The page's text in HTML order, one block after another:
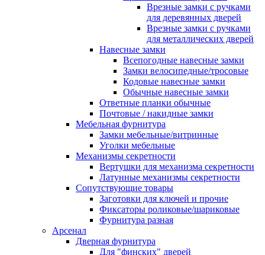
Врезные замки с ручками
для деревянных дверей
Врезные замки с ручками
для металлических дверей
Навесные замки
Всепогодные навесные замки
Замки велосипедные/тросовые
Кодовые навесные замки
Обычные навесные замки
Ответные планки обычные
Почтовые / накидные замки
Мебельная фурнитура
Замки мебельные/витринные
Уголки мебельные
Механизмы секретности
Вертушки для механизма секретности
Латунные механизмы секретности
Сопутствующие товары
Заготовки для ключей и прочие
Фиксаторы роликовые/шариковые
Фурнитура разная
Арсенал
Дверная фурнитура
Для "финских" дверей